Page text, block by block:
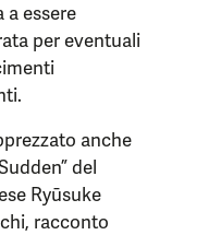
essere
per eventuali
anche
del
Ryūsuke
racconto